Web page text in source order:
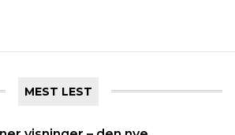
MEST LEST